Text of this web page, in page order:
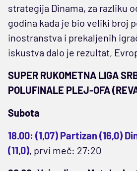
strategija Dinama, za razliku
godina kada je bio veliki broj
inostranstva i prekaljenih
iskustva dalo je rezultat,
SUPER RUKOMETNA LIGA
POLUFINALE PLEJ-OFA
Subota
18.00: (1,07) Partizan (16,0)
(11,0), prvi meč: 27:20